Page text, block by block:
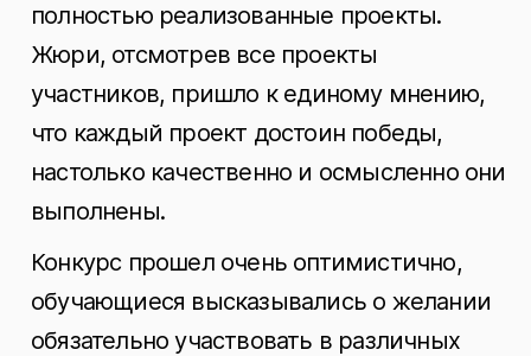
полностью реализованные проекты.
Жюри, отсмотрев все проекты
участников, пришло к единому мнению,
что каждый проект достоин победы,
настолько качественно и осмысленно они
выполнены.
Конкурс прошел очень оптимистично,
обучающиеся высказывались о желании
обязательно участвовать в различных